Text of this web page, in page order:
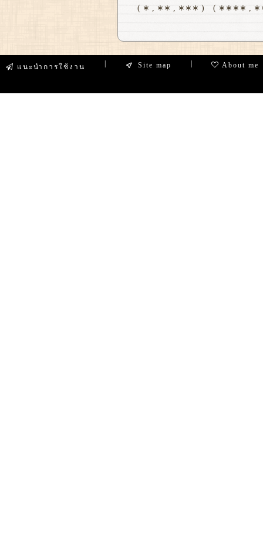
( ∗ , ∗∗ , ∗∗∗ ) ( ∗∗∗∗ ,
แนะนำการใช้งาน Site map About me